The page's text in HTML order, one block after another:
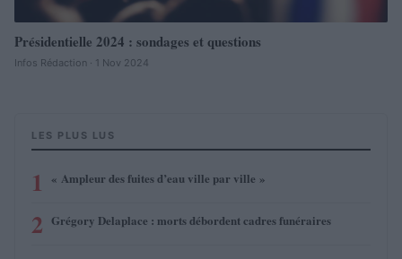
Présidentielle 2024 : sondages et questions
Infos Rédaction · 1 Nov 2024
LES PLUS LUS
1 « Ampleur des fuites d’eau ville par ville »
2 Grégory Delaplace : morts débordent cadres funéraires